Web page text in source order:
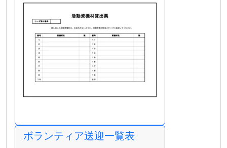
ボランティア送迎一覧表